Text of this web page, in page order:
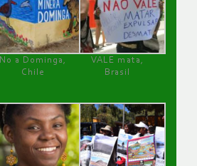
No a Dominga,
Chile
VALE mata,
Brasil